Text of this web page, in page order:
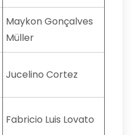
Maykon Gonçalves
Müller
Jucelino Cortez
Fabricio Luis Lovato